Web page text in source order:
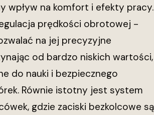
wpływ na komfort i efekty pracy.
prędkości obrotowej -
na jej precyzyjne
od bardzo niskich wartości,
do nauki i bezpiecznego
Równie istotny jest system
gdzie zaciski bezkolcowe są